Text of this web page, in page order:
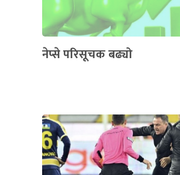
नेप्से परिसूचक बढ्यो